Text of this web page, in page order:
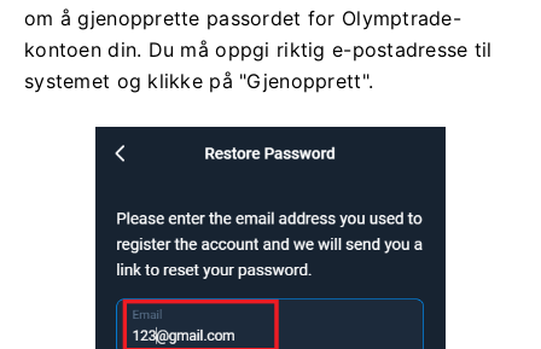
om å gjenopprette passordet for Olymptrade-
kontoen din. Du må oppgi riktig e-postadresse til
systemet og klikke på "Gjenopprett".